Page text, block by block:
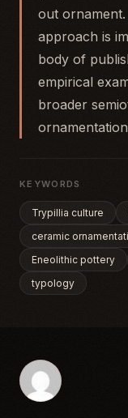
out
approach is
body of
empirical
broader
KEYWORDS
Trypillia culture
ceramic
Eneolithic pottery
typology